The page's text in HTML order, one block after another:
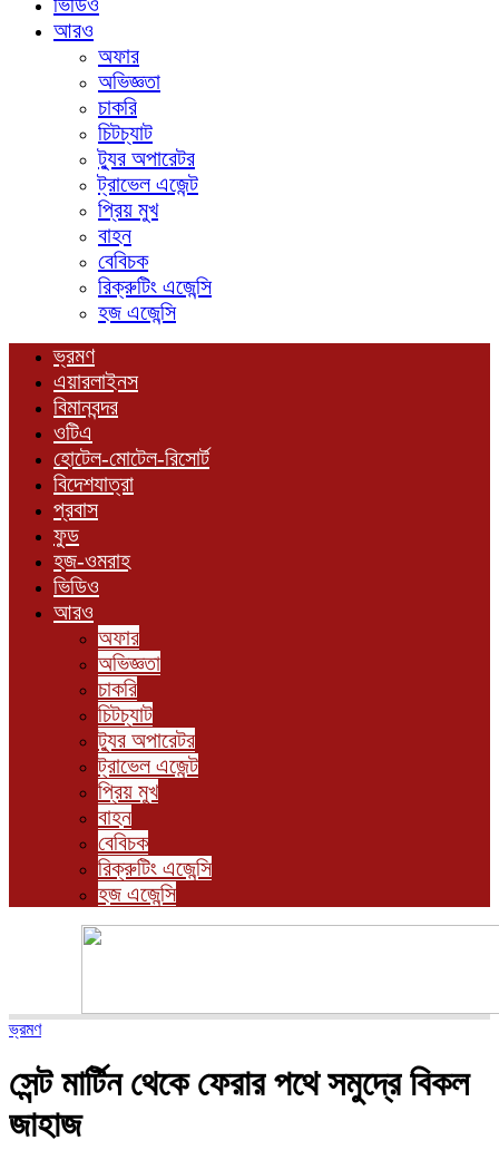
আরও
অফার
অভিজ্ঞতা
চাকরি
চিটচ্যাট
ট্যুর অপারেটর
ট্রাভেল এজেন্ট
প্রিয় মুখ
বাহন
বেবিচক
রিক্রুটিং এজেন্সি
হজ এজেন্সি
ভ্রমণ
এয়ারলাইনস
বিমানবন্দর
ওটিএ
হোটেল-মোটেল-রিসোর্ট
বিদেশযাত্রা
প্রবাস
ফুড
হজ-ওমরাহ
ভিডিও
আরও
অফার
অভিজ্ঞতা
চাকরি
চিটচ্যাট
ট্যুর অপারেটর
ট্রাভেল এজেন্ট
প্রিয় মুখ
বাহন
বেবিচক
রিক্রুটিং এজেন্সি
হজ এজেন্সি
ভ্রমণ
সেন্ট মার্টিন থেকে ফেরার পথে সমুদ্রে বিকল
জাহাজ